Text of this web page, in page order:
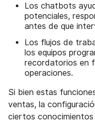
Los chatbots
potenciales,
antes de que
Los flujos de
los equipos
recordatorios en
operaciones.
Si bien estas
ventas, la
ciertos